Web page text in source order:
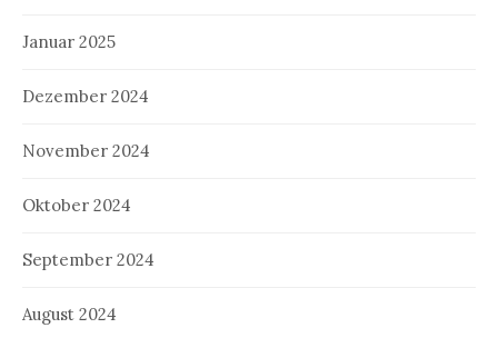
Januar 2025
Dezember 2024
November 2024
Oktober 2024
September 2024
August 2024